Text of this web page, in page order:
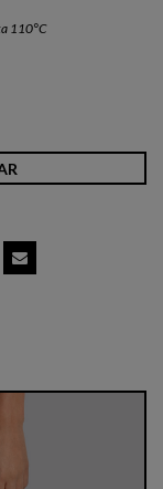
110°C